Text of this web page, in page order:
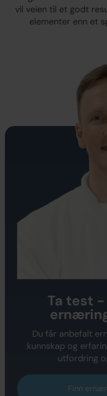
vil veien til et godt
elementer enn et
Ta test
Du får anbefalt
kunnskap og
utfordring
Finn